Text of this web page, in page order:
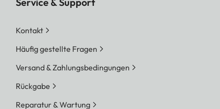
Kontakt
Häufig gestellte Fragen
Versand & Zahlungsbedingungen
Rückgabe
Reparatur & Wartung